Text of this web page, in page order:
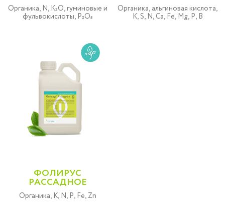
Органика, N, K₂O, гуминовые и
фульвокислоты, P₂O₅
Органика, альгиновая кислота,
K, S, N, Ca, Fe, Mg, P, B
ФОЛИРУС
РАССАДНОЕ
Органика, K, N, P, Fe, Zn